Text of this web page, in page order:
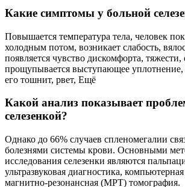
Какие симптомы у больной
Повышается температура тела, человек
холодным потом, возникает слабость,
появляется чувство дискомфорта,
прощупывается выступающее уплотнение,
его тошнит, рвет, Ещё
Какой анализ показывает
селезенкой?
Однако до 66% случаев спленомегалии
болезнями системы крови. Основными
исследования селезенки являются
ультразвуковая диагностика,
магнитно-резонансная (МРТ) томография.